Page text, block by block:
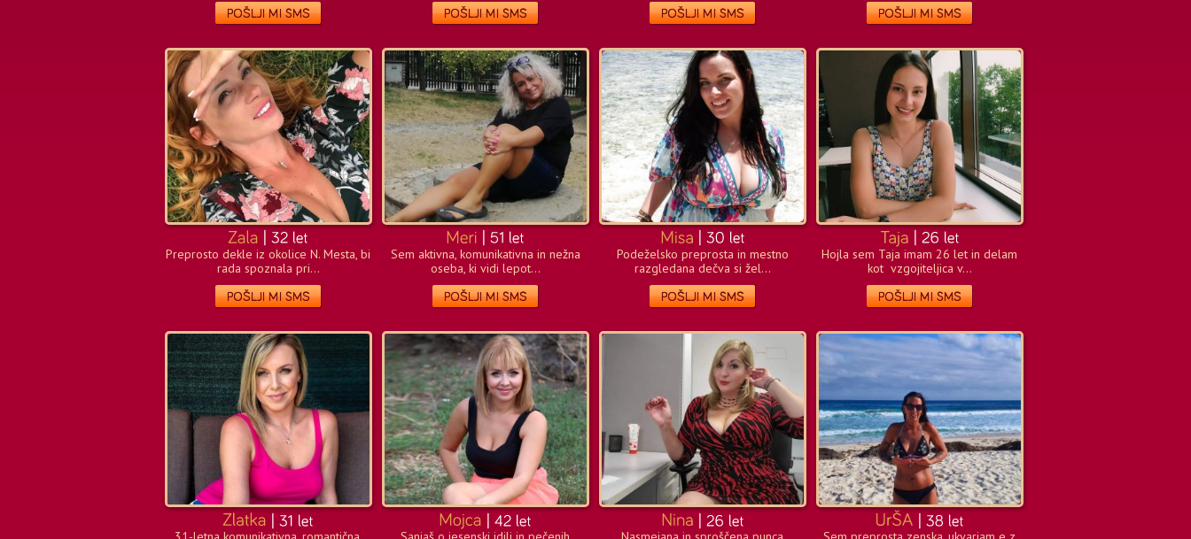
Preprosto dekle iz okolice N. Mesta, bi
rada spoznala pri...
Sem aktivna, komunikativna in nežna
oseba, ki vidi lepot...
Podeželsko preprosta in mestno
razgledana dečva si žel...
Hojla sem Taja imam 26 let in delam
kot vzgojiteljica v...